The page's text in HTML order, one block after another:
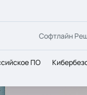
Софтлайн
ПО